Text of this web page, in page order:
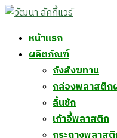
Skip
contentหน้าแรก
ผลิตภัณฑ์
ถังสังฆทาน
กล่องพลาสติก
ลิ้นชัก
เก้าอี้พลาสติก